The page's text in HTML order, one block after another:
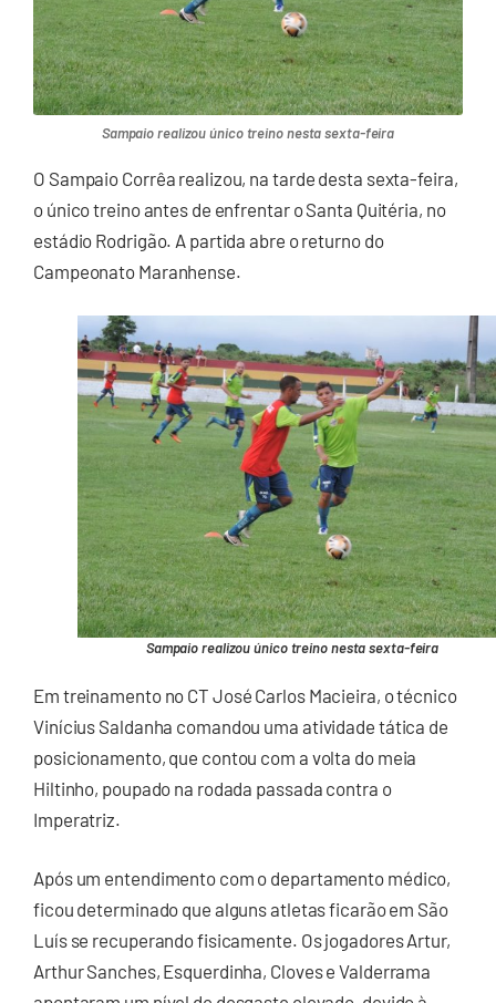
Sampaio realizou único treino nesta sexta-feira
O Sampaio Corrêa realizou, na tarde desta sexta-feira,
o único treino antes de enfrentar o Santa Quitéria, no
estádio Rodrigão. A partida abre o returno do
Campeonato Maranhense.
Sampaio realizou único treino nesta sexta-feira
Em treinamento no CT José Carlos Macieira, o técnico
Vinícius Saldanha comandou uma atividade tática de
posicionamento, que contou com a volta do meia
Hiltinho, poupado na rodada passada contra o
Imperatriz.
Após um entendimento com o departamento médico,
ficou determinado que alguns atletas ficarão em São
Luís se recuperando fisicamente. Os jogadores Artur,
Arthur Sanches, Esquerdinha, Cloves e Valderrama